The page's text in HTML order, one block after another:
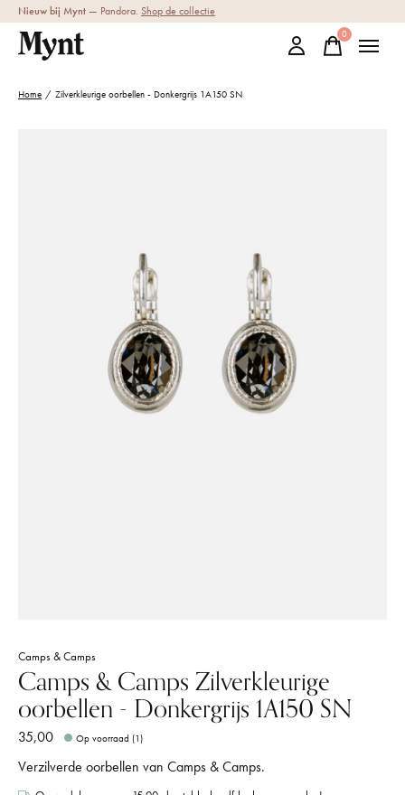
Nieuw bij Mynt — Pandora. Shop de collectie
0items
Home / Zilverkleurige oorbellen - Donkergrijs 1A150 SN
Camps & Camps
Camps & Camps Zilverkleurige
oorbellen - Donkergrijs 1A150 SN
35,00 Op voorraad (1)
Verzilverde oorbellen van Camps & Camps.